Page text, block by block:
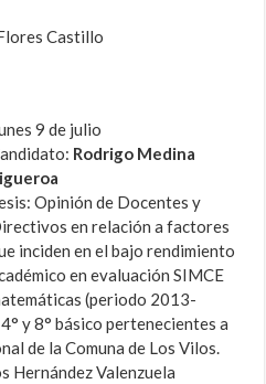
Castillo
9 de julio
Rodrigo Medina
Opinión de Docentes y
en relación a factores
inciden en el bajo rendimiento
en evaluación SIMCE
(periodo 2013-
y 8° básico pertenecientes a
de la Comuna de Los Vilos.
Hernández Valenzuela